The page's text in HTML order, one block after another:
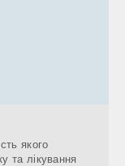
якого
та лікування